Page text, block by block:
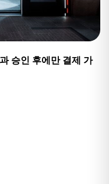
승인 후에만 결제 가